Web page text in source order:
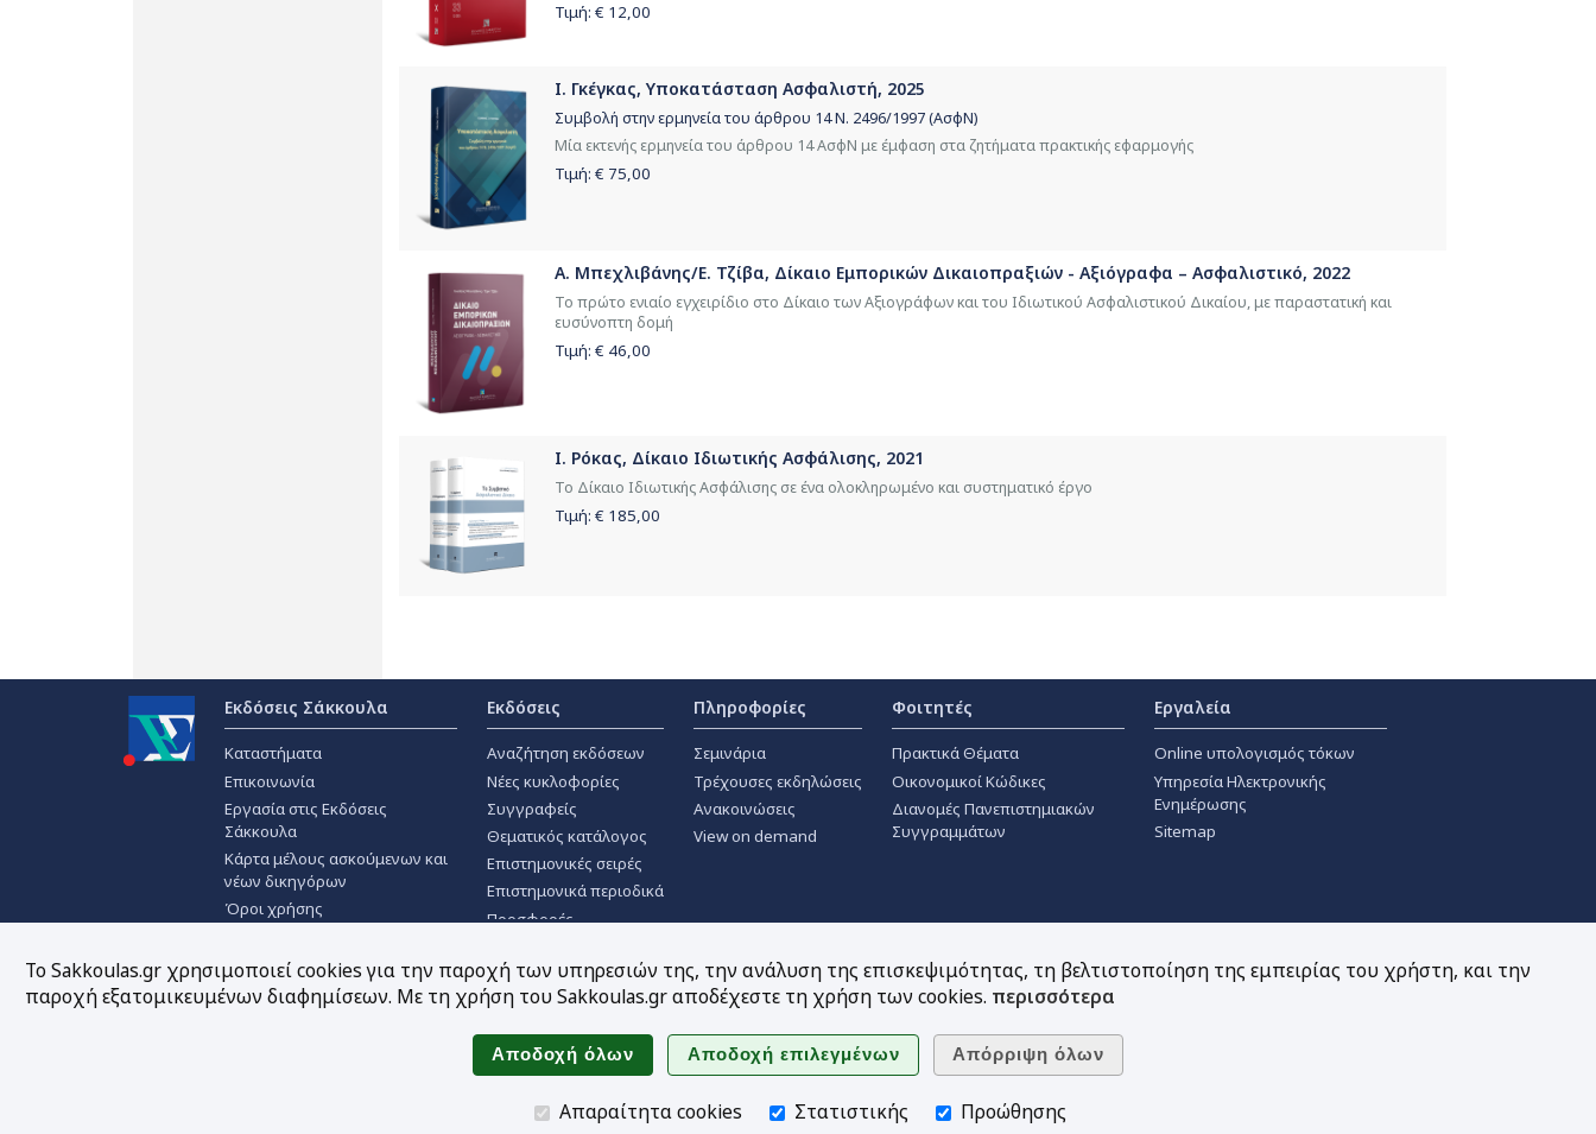
Τιμή: € 12,00
Ι. Γκέγκας, Υποκατάσταση Ασφαλιστή, 2025
Συμβολή στην ερμηνεία του άρθρου 14 Ν. 2496/1997 (ΑσφΝ)
Μία εκτενής ερμηνεία του άρθρου 14 ΑσφΝ με έμφαση στα ζητήματα πρακτικής εφαρμογής
Τιμή: € 75,00
Α. Μπεχλιβάνης/Ε. Τζίβα, Δίκαιο Εμπορικών Δικαιοπραξιών - Αξιόγραφα – Ασφαλιστικό, 2022
Το πρώτο ενιαίο εγχειρίδιο στο Δίκαιο των Αξιογράφων και του Ιδιωτικού Ασφαλιστικού Δικαίου, με παραστατική και
ευσύνοπτη δομή
Τιμή: € 46,00
Ι. Ρόκας, Δίκαιο Ιδιωτικής Ασφάλισης, 2021
Το Δίκαιο Ιδιωτικής Ασφάλισης σε ένα ολοκληρωμένο και συστηματικό έργο
Τιμή: € 185,00
Εκδόσεις Σάκκουλα
Καταστήματα
Επικοινωνία
Εργασία στις Εκδόσεις
Σάκκουλα
Κάρτα μέλους ασκούμενων και
νέων δικηγόρων
Όροι χρήσης
Χρήση Cookies
Εκδόσεις
Αναζήτηση εκδόσεων
Νέες κυκλοφορίες
Συγγραφείς
Θεματικός κατάλογος
Επιστημονικές σειρές
Επιστημονικά περιοδικά
Προσφορές
Πληροφορίες
Σεμινάρια
Τρέχουσες εκδηλώσεις
Ανακοινώσεις
View on demand
Φοιτητές
Πρακτικά Θέματα
Οικονομικοί Κώδικες
Διανομές Πανεπιστημιακών
Συγγραμμάτων
Εργαλεία
Online υπολογισμός τόκων
Υπηρεσία Ηλεκτρονικής
Ενημέρωσης
Sitemap
Το Sakkoulas.gr χρησιμοποιεί cookies για την παροχή των υπηρεσιών της, την ανάλυση της επισκεψιμότητας, τη βελτιστοποίηση της εμπειρίας του χρήστη, και την
παροχή εξατομικευμένων διαφημίσεων. Με τη χρήση του Sakkoulas.gr αποδέχεστε τη χρήση των cookies. περισσότερα
Απαραίτητα cookies Στατιστικής Προώθησης